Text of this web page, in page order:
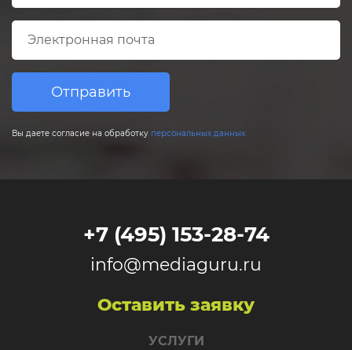
Отправить
Вы даете согласие на обработку персональных данных.
+7 (495) 153-28-74
info@mediaguru.ru
Оставить заявку
УСЛУГИ